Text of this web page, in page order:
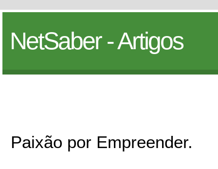
NetSaber - Artigos
Paixão por Empreender.